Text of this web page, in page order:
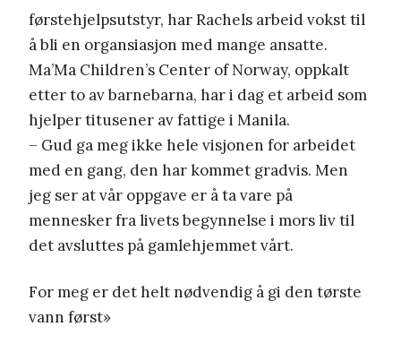
førstehjelpsutstyr, har Rachels arbeid vokst til
å bli en organsiasjon med mange ansatte.
Ma’Ma Children’s Center of Norway, oppkalt
etter to av barnebarna, har i dag et arbeid som
hjelper titusener av fattige i Manila.
– Gud ga meg ikke hele visjonen for arbeidet
med en gang, den har kommet gradvis. Men
jeg ser at vår oppgave er å ta vare på
mennesker fra livets begynnelse i mors liv til
det avsluttes på gamlehjemmet vårt.
For meg er det helt nødvendig å gi den tørste
vann først»